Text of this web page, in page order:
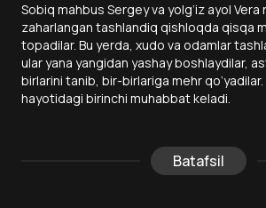
Sobiq mahbus Sergey va yolg‘iz ayol
zaharlangan tashlandiq qishloqda qisqa
topadilar. Bu yerda, xudo va odamlar
ular yana yangidan yashay boshlaydilar,
birlarini tanib, bir-birlariga mehr
hayotidagi birinchi muhabbat keladi.
Batafsil